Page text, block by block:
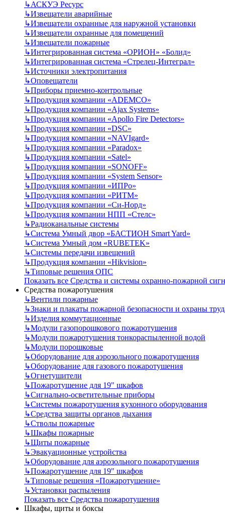
↳АСКУЭ Ресурс
↳Извещатели аварийные
↳Извещатели охранные для наружной установки
↳Извещатели охранные для помещений
↳Извещатели пожарные
↳Интегрированная система «ОРИОН» «Болид»
↳Интегрированная система «Стрелец-Интеграл»
↳Источники электропитания
↳Оповещатели
↳Приборы приемно-контрольные
↳Продукция компании «ADEMCO»
↳Продукция компании «Ajax Systems»
↳Продукция компании «Apollo Fire Detectors»
↳Продукция компании «DSC»
↳Продукция компании «NAVIgard»
↳Продукция компании «Paradox»
↳Продукция компании «Satel»
↳Продукция компании «SONOFF»
↳Продукция компании «System Sensor»
↳Продукция компании «ИПРо»
↳Продукция компании «РИТМ»
↳Продукция компании «Си-Норд»
↳Продукция компании НПП «Стелс»
↳Радиоканальные системы
↳Система Умный двор «БАСТИОН Smart Yard»
↳Система Умный дом «RUBETEK»
↳Системы передачи извещений
↳Продукция компании «Hikvision»
↳Типовые решения ОПС
Показать все Средства и системы охранно-пожарной
Средства пожаротушения
↳Вентили пожарные
↳Знаки и плакаты пожарной безопасности и охраны
↳Изделия коммутационные
↳Модули газопорошкового пожаротушения
↳Модули пожаротушения тонкораспыленной водой
↳Модули порошковые
↳Оборудование для аэрозольного пожаротушения
↳Оборудование для газового пожаротушения
↳Огнетушители
↳Пожаротушение для 19" шкафов
↳Сигнально-осветительные приборы
↳Системы пожаротушения кухонного оборудования
↳Средства защиты органов дыхания
↳Стволы пожарные
↳Шкафы пожарные
↳Щиты пожарные
↳Эвакуационные устройства
↳Оборудование для аэрозольного пожаротушения
↳Пожаротушение для 19" шкафов
↳Типовые решения «Пожаротушение»
↳Установки распыления
Показать все Средства пожаротушения
Шкафы, щиты и боксы